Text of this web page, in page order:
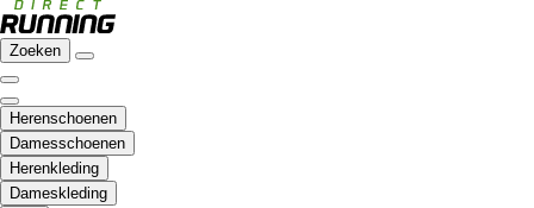
Zoeken
Herenschoenen
Damesschoenen
Herenkleding
Dameskleding